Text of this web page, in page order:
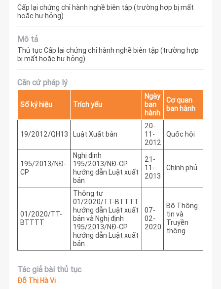
Cấp lại chứng chỉ hành nghề biên tập (trường hợp bị mất
hoặc hư hỏng)
Mô tả
Thủ tục Cấp lại chứng chỉ hành nghề biên tập (trường hợp
bị mất hoặc hư hỏng)
Căn cứ pháp lý
Số ký hiệu Trích yếu
Ngày
ban
hành
Cơ quan
ban hành
19/2012/QH13 Luật Xuất bản
20-
11-
2012
Quốc hội
195/2013/NĐ-
CP
Nghị định
195/2013/NĐ-CP
hướng dẫn Luật xuất
bản
21-
11-
2013
Chính phủ
01/2020/TT-
BTTTT
Thông tư
01/2020/TT-BTTTT
hướng dẫn Luật xuất
bản và Nghị định
195/2013/NĐ-CP
hướng dẫn Luật xuất
bản
07-
02-
2020
Bộ Thông
tin và
Truyền
thông
Tác giả bài thủ tục
Đỗ Thị Hà Vi